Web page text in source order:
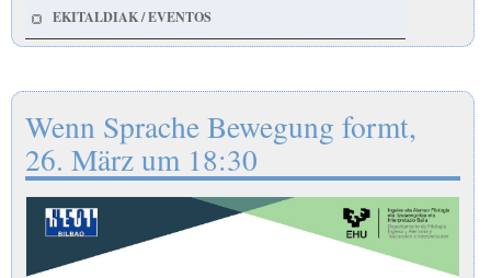
EKITALDIAK / EVENTOS
Wenn Sprache Bewegung formt,
26. März um 18:30